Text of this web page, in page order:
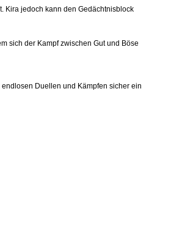
Kira jedoch kann den Gedächtnisblock
sich der Kampf zwischen Gut und Böse
Duellen und Kämpfen sicher ein